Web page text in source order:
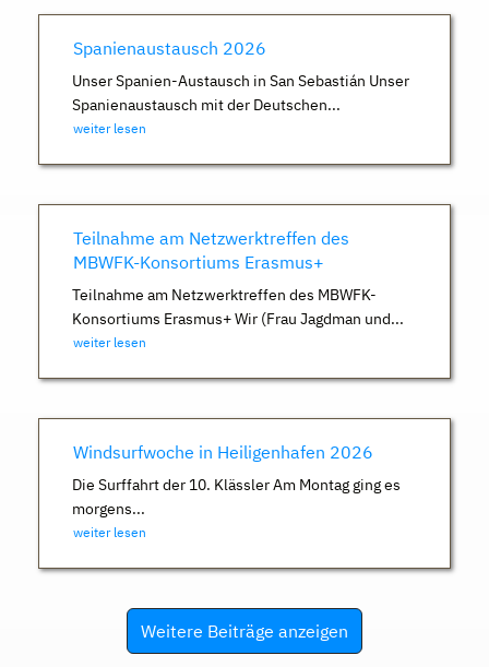
Spanienaustausch 2026
Unser Spanien-Austausch in San Sebastián Unser
Spanienaustausch mit der Deutschen...
weiter lesen
Teilnahme am Netzwerktreffen des
MBWFK-Konsortiums Erasmus+
Teilnahme am Netzwerktreffen des MBWFK-
Konsortiums Erasmus+ Wir (Frau Jagdman und...
weiter lesen
Windsurfwoche in Heiligenhafen 2026
Die Surffahrt der 10. Klässler Am Montag ging es
morgens...
weiter lesen
Weitere Beiträge anzeigen